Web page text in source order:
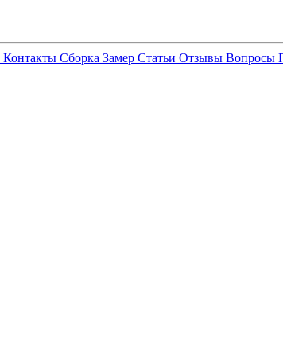
Контакты Сборка Замер Статьи Отзывы Вопросы